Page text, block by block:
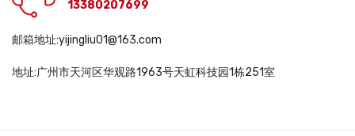
13380207699
邮箱地址:yijingliu01@163.com
地址:广州市天河区华观路1963号天虹科技园1栋251室